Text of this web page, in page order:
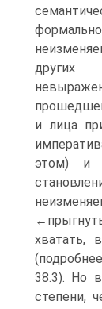
других
и лица
этом) и
хватать,
38.3). Но
степе­ни,